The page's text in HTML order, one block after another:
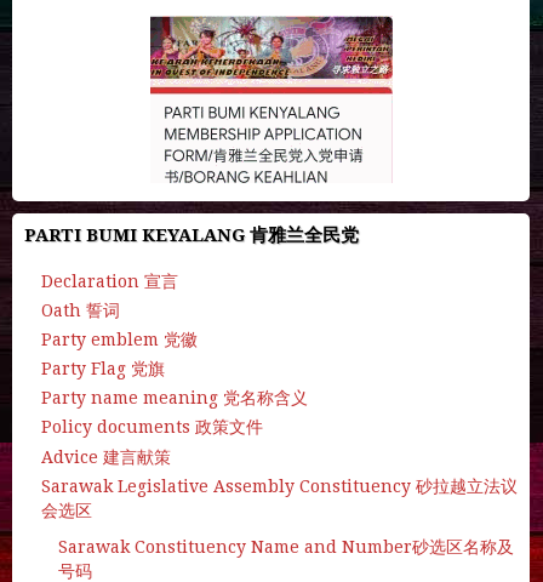
PARTI BUMI KEYALANG 肯雅兰全民党
Declaration 宣言
Oath 誓词
Party emblem 党徽
Party Flag 党旗
Party name meaning 党名称含义
Policy documents 政策文件
Advice 建言献策
Sarawak Legislative Assembly Constituency 砂拉越立法议
会选区
Sarawak Constituency Name and Number砂选区名称及
号码